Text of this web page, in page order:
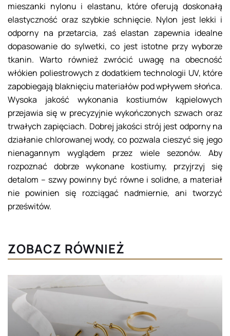
mieszanki nylonu i elastanu, które oferują doskonałą
elastyczność oraz szybkie schnięcie. Nylon jest lekki i
odporny na przetarcia, zaś elastan zapewnia idealne
dopasowanie do sylwetki, co jest istotne przy wyborze
tkanin. Warto również zwrócić uwagę na obecność
włókien poliestrowych z dodatkiem technologii UV, które
zapobiegają blaknięciu materiałów pod wpływem słońca.
Wysoka jakość wykonania kostiumów kąpielowych
przejawia się w precyzyjnie wykończonych szwach oraz
trwałych zapięciach. Dobrej jakości strój jest odporny na
działanie chlorowanej wody, co pozwala cieszyć się jego
nienagannym wyglądem przez wiele sezonów. Aby
rozpoznać dobrze wykonane kostiumy, przyjrzyj się
detalom – szwy powinny być równe i solidne, a materiał
nie powinien się rozciągać nadmiernie, ani tworzyć
prześwitów.
ZOBACZ RÓWNIEŻ